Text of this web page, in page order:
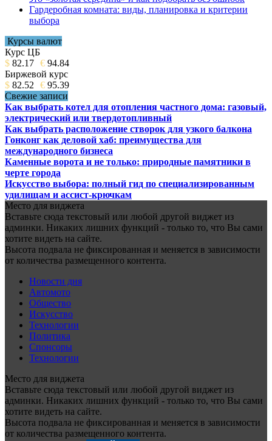
Гардеробная комната: виды, планировка и критерии
выбора
Курсы валют
Курс ЦБ
$ 82.17 € 94.84
Биржевой курс
$ 82.52 € 95.39
Свежие записи
Как выбрать котел для отопления частного дома: газовый,
электрический или твердотопливный
Как выбрать расположение створок для узкого балкона
Гонконг как деловой хаб: преимущества для
международного бизнеса
Каменные ворота и не только: природные памятники в
черте города
Искусство выбора: полный гид по специализированным
удилищам и ассист-крючкам
Место для виджета
Вставьте сюда текстовый или любой другой виджет из
админки. Никаких лишних функций - только то, что Вы сами
хотите видеть на сайте.
Высота подвала не фиксированная и меняется в зависимости
от количества размещенного контента.
Новости дня
Автомото
Общество
Искусство
Технологии
Политика
Спонсоры
Технологии
Место для виджета
Вставьте сюда текстовый или любой другой виджет из
админки. Никаких лишних функций - только то, что Вы сами
хотите видеть на сайте.
Высота подвала не фиксированная и меняется в зависимости
от количества размещенного контента.